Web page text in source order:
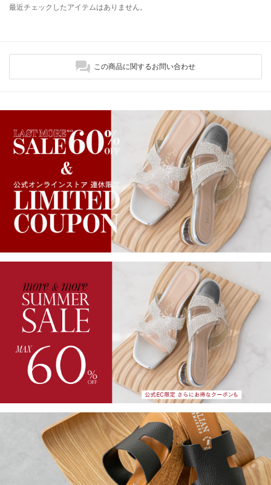
最近チェックしたアイテムはありません。
この商品に関するお問い合わせ